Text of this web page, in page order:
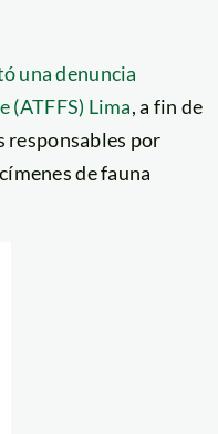
una denuncia
Lima, a fin de
responsables por
de fauna